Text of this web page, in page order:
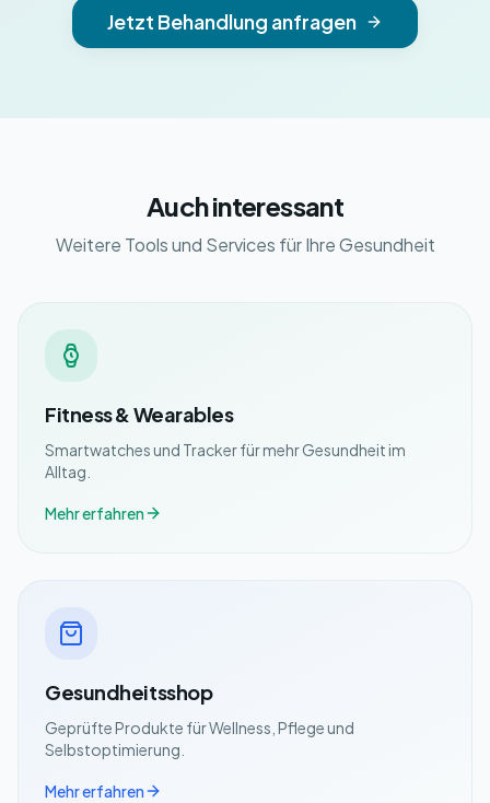
Jetzt Behandlung anfragen
Auch interessant
Weitere Tools und Services für Ihre Gesundheit
Fitness & Wearables
Smartwatches und Tracker für mehr Gesundheit im
Alltag.
Mehr erfahren
Gesundheitsshop
Geprüfte Produkte für Wellness, Pflege und
Selbstoptimierung.
Mehr erfahren